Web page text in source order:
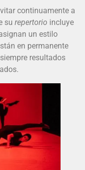
continuamente a
su repertorio incluye
un estilo
en permanente
resultados